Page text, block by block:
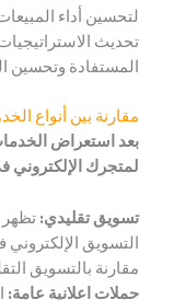
لتحسين أداء
تحديث
المستفادة وتحسين
مقارنة بين أنواع
بعد استعراض
لمتجرك الإلكتروني
تسويق إلكتروني vs. تسويق تقليدي: تظهر
التسويق الإلكتروني
مقارنة بالتسويق
إعلانات متجهة vs. حملات اعلانية عامة: